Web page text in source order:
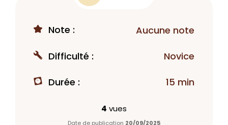
Note : Aucune note
Difficulté : Novice
Durée : 15 min
4 vues
Date de publication 20/09/2025